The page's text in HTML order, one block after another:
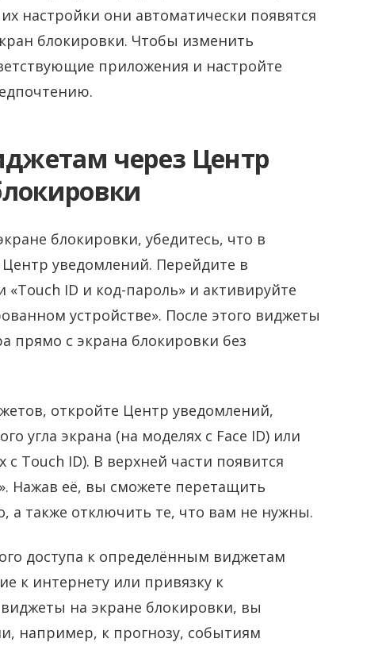
настройки они автоматически появятся
блокировки. Чтобы изменить
приложения и настройте
через Центр
блокировки, убедитесь, что в
уведомлений. Перейдите в
«Touch ID и код-пароль» и активируйте
устройстве». После этого виджеты
прямо с экрана блокировки без
откройте Центр уведомлений,
угла экрана (на моделях с Face ID) или
Touch ID). В верхней части появится
Нажав её, вы сможете перетащить
а также отключить те, что вам не нужны.
доступа к определённым виджетам
к интернету или привязку к
на экране блокировки, вы
например, к прогнозу, событиям